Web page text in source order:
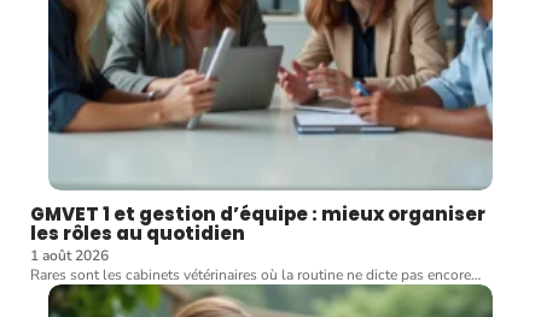
GMVET 1 et gestion d’équipe : mieux organiser
les rôles au quotidien
1 août 2026
Rares sont les cabinets vétérinaires où la routine ne dicte pas encore…